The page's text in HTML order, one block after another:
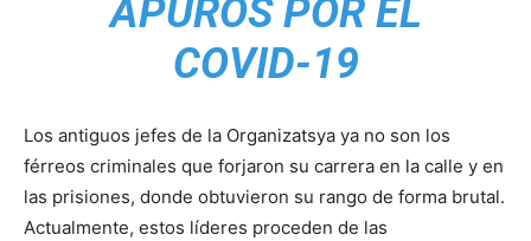
APUROS POR EL
COVID-19
Los antiguos jefes de la Organizatsya ya no son los
férreos criminales que forjaron su carrera en la calle y en
las prisiones, donde obtuvieron su rango de forma brutal.
Actualmente, estos líderes proceden de las